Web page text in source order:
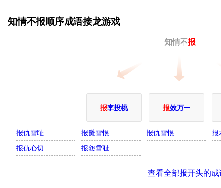
知情不报顺序成语接龙游戏
知情不报
报李投桃 报效万一
报仇雪耻 报雠雪恨 报仇雪恨
报
报仇心切
报怨雪耻
查看全部报开头的成